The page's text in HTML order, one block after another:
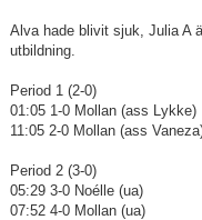
Alva hade blivit sjuk, Julia A
utbildning.
Period 1 (2-0)
01:05 1-0 Mollan (ass Lykke)
11:05 2-0 Mollan (ass
Period 2 (3-0)
05:29 3-0 Noélle (ua)
07:52 4-0 Mollan (ua)